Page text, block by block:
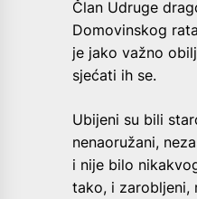
Član Udruge
Domovinskog
je jako važno
sjećati ih se.
Ubijeni su bili
nenaoružani,
i nije bilo
tako, i zarobljeni,